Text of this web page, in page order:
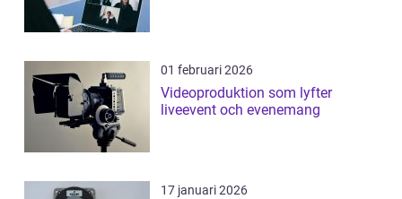
01 februari 2026
Videoproduktion som lyfter
liveevent och evenemang
17 januari 2026